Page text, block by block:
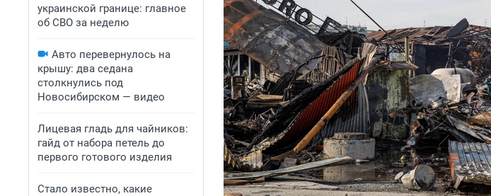
украинской границе: главное
об СВО за неделю
Авто перевернулось на
крышу: два седана
столкнулись под
Новосибирском — видео
Лицевая гладь для чайников:
гайд от набора петель до
первого готового изделия
Стало известно, какие